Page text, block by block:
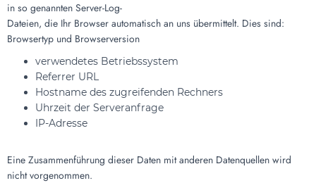
in so genannten Server-Log-
Dateien, die Ihr Browser automatisch an uns übermittelt. Dies sind:
Browsertyp und Browserversion
verwendetes Betriebssystem
Referrer URL
Hostname des zugreifenden Rechners
Uhrzeit der Serveranfrage
IP-Adresse
Eine Zusammenführung dieser Daten mit anderen Datenquellen wird
nicht vorgenommen.